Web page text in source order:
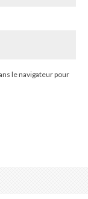
le navigateur pour